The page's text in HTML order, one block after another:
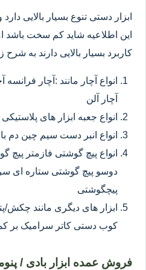
ابزار دستی تنوع بسیار بالایی دارد
این اطلاعیه شاید کم سخت باشد
کاربرد بسیار بالایی دارند به شرح
انواع آچار مانند :آچار
آچار آلن
انواع جعبه ابزار های
انواع انبر دست سیم چین دم
انواع پیچ گوشتی فازمتر
دوسو پیچ گوشتی ستاره ای
پیچگوشتی
ابزار های دیگری مانند چکش/
کوب دستی کاتر سرامیک بر
فروش عمده ابزار بادی /